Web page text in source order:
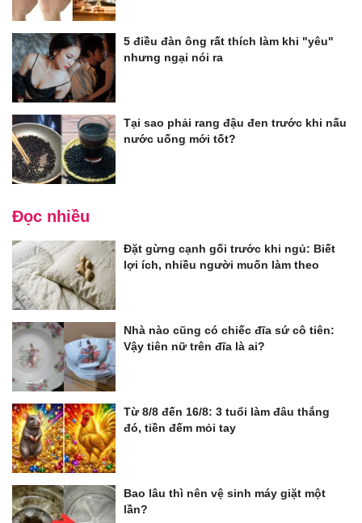
5 điều đàn ông rất thích làm khi "yêu"
nhưng ngại nói ra
Tại sao phải rang đậu đen trước khi nấu
nước uống mới tốt?
Đọc nhiều
Đặt gừng cạnh gối trước khi ngủ: Biết
lợi ích, nhiều người muốn làm theo
Nhà nào cũng có chiếc đĩa sứ cô tiên:
Vậy tiên nữ trên đĩa là ai?
Từ 8/8 đến 16/8: 3 tuổi làm đâu thắng
đó, tiền đếm mỏi tay
Bao lâu thì nên vệ sinh máy giặt một
lần?